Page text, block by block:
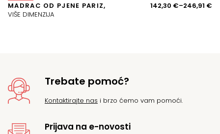
MADRAC OD PJENE PARIZ,
VIŠE DIMENZIJA
142,30 €–246,91 €
Trebate pomoć?
Kontaktirajte nas i brzo ćemo vam pomoći.
Prijava na e-novosti